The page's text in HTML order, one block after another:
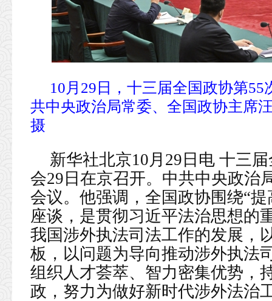
10月29日，十三届全国政协第
共中央政治局常委、全国政协主席
摄
新华社北京10月29日电 十三
会29日在京召开。中共中央政治
会议。他强调，全国政协围绕“
座谈，是贯彻习近平法治思想的
我国涉外执法司法工作的发展，
板，以问题为导向推动涉外执法
组织人才荟萃、智力密集优势，
政，努力为做好新时代涉外法治